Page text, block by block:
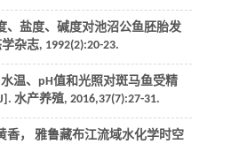
、盐度、碱度对池沼公鱼胚胎发
杂志, 1992(2):20-23.
温、pH值和光照对斑马鱼受精
水产养殖, 2016,37(7):27-31.
香， 雅鲁藏布江流域水化学时空